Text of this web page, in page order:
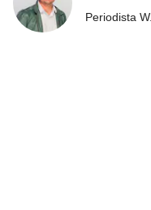
Periodista W.